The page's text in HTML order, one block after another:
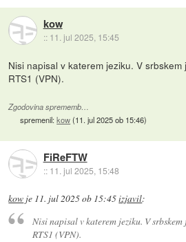
kow
:: 11. jul 2025, 15:45
Nisi napisal v katerem jeziku. V
RTS1 (VPN).
Zgodovina sprememb…
spremenil:kow(11. jul 2025 ob 15:46)
FiReFTW
:: 11. jul 2025, 15:48
kow je 11. jul 2025 ob 15:45izjavil:
Nisi napisal v katerem jeziku. V
RTS1 (VPN).